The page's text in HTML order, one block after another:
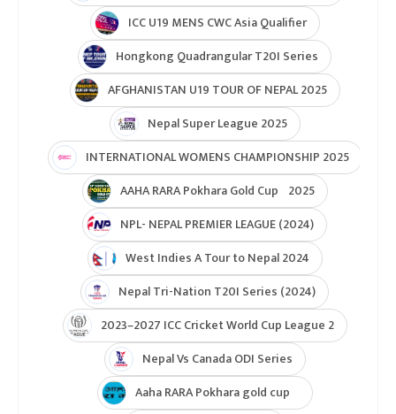
ICC U19 MENS CWC Asia Qualifier
Hongkong Quadrangular T20I Series
AFGHANISTAN U19 TOUR OF NEPAL 2025
Nepal Super League 2025
INTERNATIONAL WOMENS CHAMPIONSHIP 2025
AAHA RARA Pokhara Gold Cup 2025
NPL- NEPAL PREMIER LEAGUE (2024)
West Indies A Tour to Nepal 2024
Nepal Tri-Nation T20I Series (2024)
2023–2027 ICC Cricket World Cup League 2
Nepal Vs Canada ODI Series
Aaha RARA Pokhara gold cup